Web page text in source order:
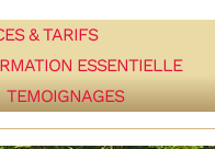
& TARIFS
ESSENTIELLE
TEMOIGNAGES